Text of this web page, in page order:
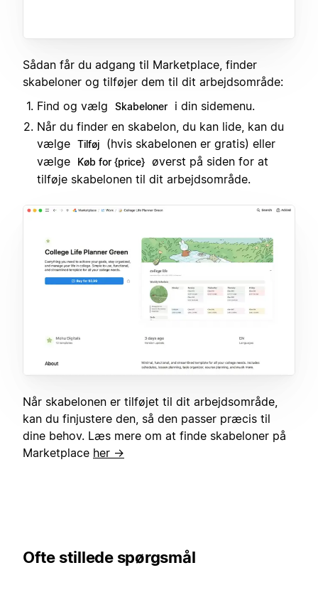
Sådan får du adgang til Marketplace, finder
skabeloner og tilføjer dem til dit arbejdsområde:
Find og vælg
Skabeloner
i din sidemenu.
Når du finder en skabelon, du kan lide, kan du
vælge Tilføj
(hvis skabelonen er gratis) eller
vælge
Køb for {price} øverst på siden for at
tilføje skabelonen til dit arbejdsområde.
Når skabelonen er tilføjet til dit arbejdsområde,
kan du finjustere den, så den passer præcis til
dine behov. Læs mere om at finde skabeloner på
Marketplace her →
Ofte stillede spørgsmål